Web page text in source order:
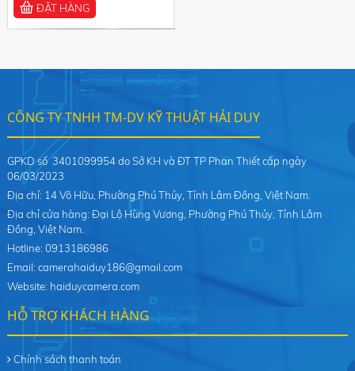
ĐẶT HÀNG
CÔNG TY TNHH TM-DV KỸ THUẬT HẢI DUY
GPKD số 3401099954 do Sở KH và ĐT TP Phan Thiết cấp ngày
06/03/2023
Địa chỉ: 14 Võ Hữu, Phường Phú Thủy, Tỉnh Lâm Đồng, Việt Nam.
Địa chỉ cửa hàng: Đại Lộ Hùng Vương, Phường Phú Thủy, Tỉnh Lâm
Đồng, Việt Nam.
Hotline: 0913186986
Email: camerahaiduy186@gmail.com
Website: haiduycamera.com
HỖ TRỢ KHÁCH HÀNG
Chính sách thanh toán